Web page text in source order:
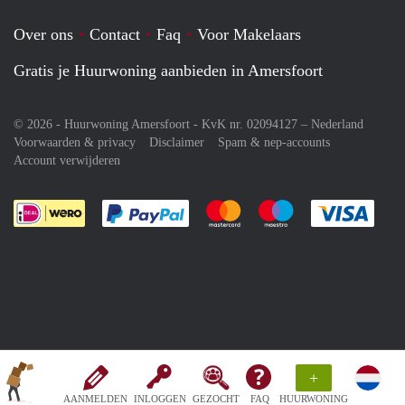
AANMELDEN INLOGGEN GEZOCHT FAQ
+
HUURWONING
Over ons Contact Faq
Voor Makelaars
Gratis je Huurwoning aanbieden in Amersfoort
© 2026 - Huurwoning Amersfoort - KvK nr. 02094127 – Nederland
Voorwaarden & privacy
Disclaimer
Spam & nep-accounts
Account verwijderen
Je rekent gemakkelijk af met Paypal
Je rekent gemakkelijk af met
Je rekent